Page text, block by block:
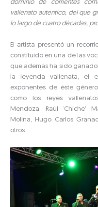
dominio de corrientes
vallenato autentico, del que
lo largo de cuatro décadas,
El artista presentó un
constituido en una de las
que además ha sido
la leyenda vallenata, el
exponentes de éste
como los reyes
Mendoza, Raúl ‘Chiche’
Molina, Hugo Carlos
otros.